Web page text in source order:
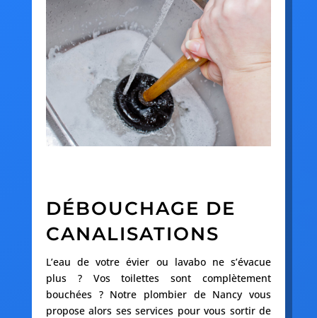
DÉBOUCHAGE DE
CANALISATIONS
L’eau de votre évier ou lavabo ne s’évacue
plus ? Vos toilettes sont complètement
bouchées ? Notre plombier de Nancy vous
propose alors ses services pour vous sortir de